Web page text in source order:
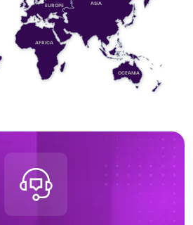
AFRICA
ASIA
EUROPE
OCEANIA